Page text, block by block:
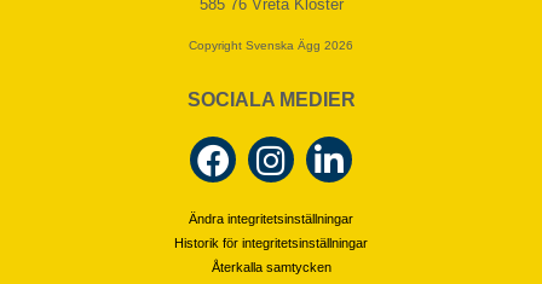
585 76 Vreta Kloster
Copyright Svenska Ägg 2026
SOCIALA MEDIER
Ändra integritetsinställningar
Historik för integritetsinställningar
Återkalla samtycken